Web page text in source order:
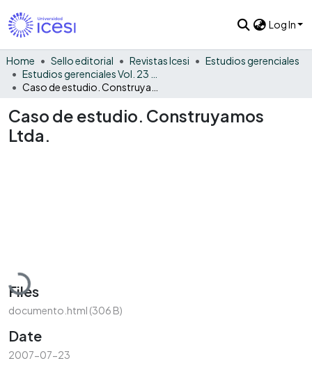
Log In
Home Sello editorial Revistas Icesi
Estudios gerenciales
Caso de estudio. Construyamos
Ltda.
Loading...
Files
documento.html (306 B)
Date
2007-07-23